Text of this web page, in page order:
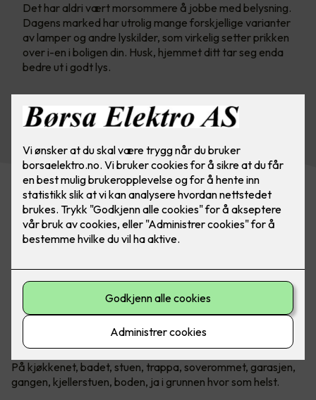
Det har aldri vært morsommere å jobbe med belysning.
Dagens marked har utrolig mange forskjellige varianter
av lamper og andre lyskilder, som virkelig setter prikken
over i-en i boligen din. Husk, hjemmet ditt tar seg enda
bedre ut i godt lys.
Se vårt utvalg av belysning
Uendelige muligheter med LED-
striper!
Lang levetid, lavt strømforbruk og lav varmeutvikling, gjør
LED-lyskilder svært allsidige. Det gjelder kanskje mest av
alt når man snakker om LED-striper.
Hvor passer LED-striper?
På kjøkkenet, badet, stuen, trappa, soverommet, garasjen,
gangen, kjellerstuen, boden, ja i grunnen hvor som helst.